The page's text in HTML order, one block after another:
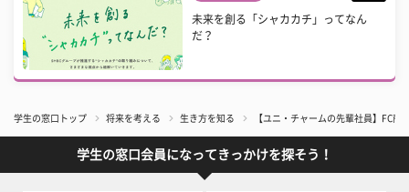
未来を創る「シャカカチ」ってなん
だ？
学生の窓口トップ 将来を考える 生き方を知る 【ユニ・チャームの先輩社員】FC商
学生の窓口会員になってきっかけを探そう！